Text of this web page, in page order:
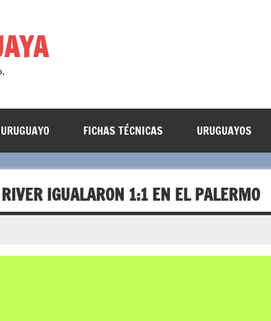
FICHAS TÉCNICAS URUGUAYOS
IGUALARON 1:1 EN EL PALERMO